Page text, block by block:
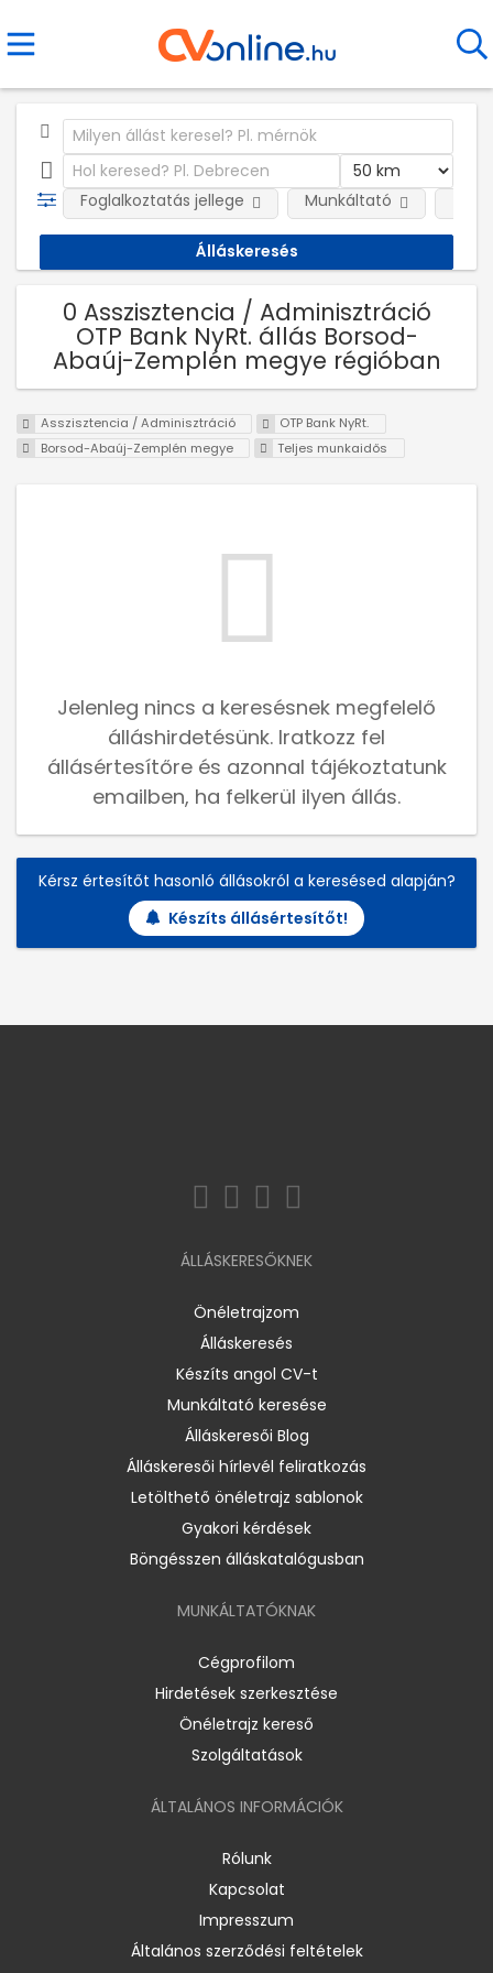
Foglalkoztatás jellege Munkáltató
0 Asszisztencia / Adminisztráció
OTP Bank NyRt. állás Borsod-
Abaúj-Zemplén megye régióban
Asszisztencia / Adminisztráció
OTP Bank NyRt.
Borsod-Abaúj-Zemplén megye
Teljes munkaidős
Jelenleg nincs a keresésnek megfelelő
álláshirdetésünk. Iratkozz fel
állásértesítőre és azonnal tájékoztatunk
emailben, ha felkerül ilyen állás.
Kérsz értesítőt hasonló állásokról a keresésed alapján?
Készíts állásértesítőt!
ÁLLÁSKERESŐKNEK
Önéletrajzom
Álláskeresés
Készíts angol CV-t
Munkáltató keresése
Álláskeresői Blog
Álláskeresői hírlevél feliratkozás
Letölthető önéletrajz sablonok
Gyakori kérdések
Böngésszen álláskatalógusban
MUNKÁLTATÓKNAK
Cégprofilom
Hirdetések szerkesztése
Önéletrajz kereső
Szolgáltatások
ÁLTALÁNOS INFORMÁCIÓK
Rólunk
Kapcsolat
Impresszum
Általános szerződési feltételek